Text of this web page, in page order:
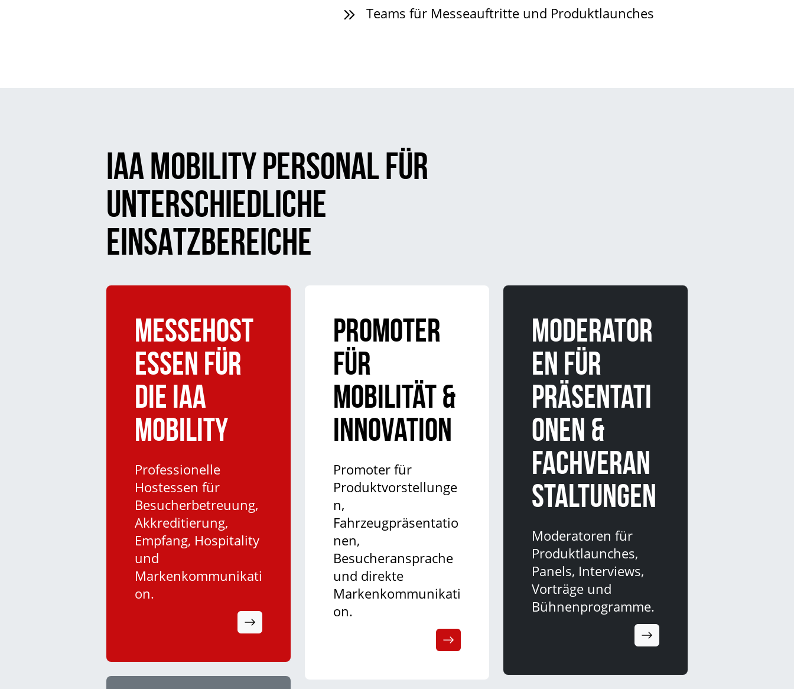
Teams für Messeauftritte und Produktlaunches
IAA MOBILITY PERSONAL FÜR
UNTERSCHIEDLICHE
EINSATZBEREICHE
Messehost
essen für
die IAA
Mobility
Professionelle
Hostessen für
Besucherbetreuung,
Akkreditierung,
Empfang, Hospitality
und
Markenkommunikati
on.
Promoter
für
Mobilität &
Innovation
Promoter für
Produktvorstellunge
n,
Fahrzeugpräsentatio
nen,
Besucheransprache
und direkte
Markenkommunikati
on.
Moderator
en für
Präsentati
onen &
Fachveran
staltungen
Moderatoren für
Produktlaunches,
Panels, Interviews,
Vorträge und
Bühnenprogramme.